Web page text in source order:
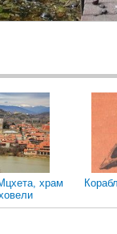
храм